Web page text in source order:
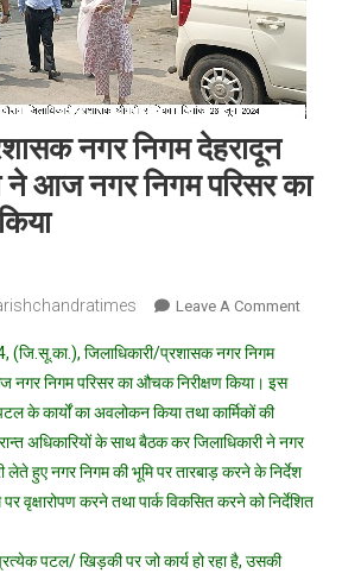
नगर निगम देहरादून
ने आज नगर निगम परिसर का
Leave A CommentOn
देहरादून
श्रीमती
सोनिका
(जि.सू.का.), जिलाधिकारी/प्रशासक नगर निगम
नगर निगम परिसर का औचक निरीक्षण किया। इस
के कार्यों का अवलोकन किया तथा कार्मिकों की
अधिकारियों के साथ बैठक कर जिलाधिकारी ने नगर
हुए नगर निगम की भूमि पर तारबाड़ करने के निर्देश
वृक्षारोपण करने तथा पार्क विकसित करने को निर्देशित
प्रत्येक पटल/ खिड़की पर जो कार्य हो रहा है, उसकी